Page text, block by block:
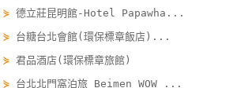
服
紅
利
⋟德立莊昆明館-Hotel Papawha...
⋟ 台糖台北會館(環保標章飯店)...
⋟君品酒店(環保標章旅館)
⋟ 台北北門窩泊旅 Beimen WOW ...